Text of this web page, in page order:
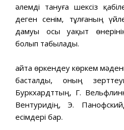
әлемді тануға шексіз
деген сенім, тұлғаның
дамуы осы уақыт
болып табылады.
Қайта өркендеу көркем
басталды, оның
Буркхардттың, Г.
Вентуридің, Э.
есімдері бар.